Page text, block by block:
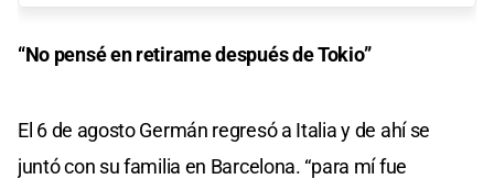
“No pensé en retirame después de Tokio”
El 6 de agosto Germán regresó a Italia y de ahí se
juntó con su familia en Barcelona. “para mí fue